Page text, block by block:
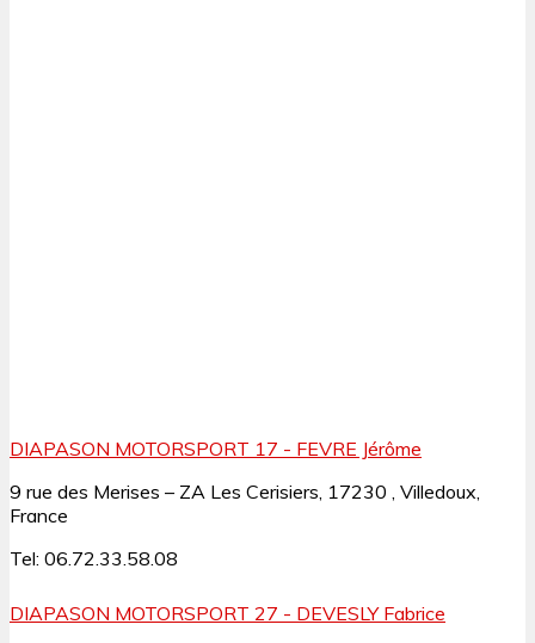
DIAPASON MOTORSPORT 17 - FEVRE Jérôme
9 rue des Merises – ZA Les Cerisiers, 17230 , Villedoux,
France
Tel: 06.72.33.58.08
DIAPASON MOTORSPORT 27 - DEVESLY Fabrice